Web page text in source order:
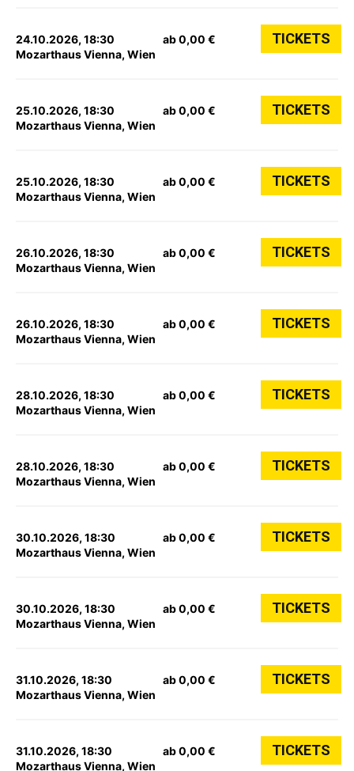
24.10.2026, 18:30
Mozarthaus Vienna, Wien
ab 0,00 € TICKETS
25.10.2026, 18:30
Mozarthaus Vienna, Wien
ab 0,00 € TICKETS
25.10.2026, 18:30
Mozarthaus Vienna, Wien
ab 0,00 € TICKETS
26.10.2026, 18:30
Mozarthaus Vienna, Wien
ab 0,00 € TICKETS
26.10.2026, 18:30
Mozarthaus Vienna, Wien
ab 0,00 € TICKETS
28.10.2026, 18:30
Mozarthaus Vienna, Wien
ab 0,00 € TICKETS
28.10.2026, 18:30
Mozarthaus Vienna, Wien
ab 0,00 € TICKETS
30.10.2026, 18:30
Mozarthaus Vienna, Wien
ab 0,00 € TICKETS
30.10.2026, 18:30
Mozarthaus Vienna, Wien
ab 0,00 € TICKETS
31.10.2026, 18:30
Mozarthaus Vienna, Wien
ab 0,00 € TICKETS
31.10.2026, 18:30
Mozarthaus Vienna, Wien
ab 0,00 € TICKETS